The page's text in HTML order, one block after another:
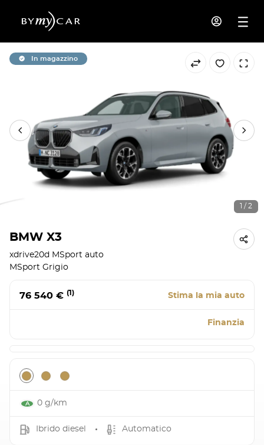
In magazzino
1 / 2
BMW X3
xdrive20d MSport auto
MSport Grigio
76 540 € (1) Stima la mia auto
Finanzia
0 g/km
Ibrido diesel Automatico